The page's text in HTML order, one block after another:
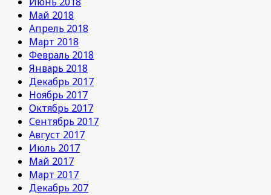
Май 2018
Апрель 2018
Март 2018
Февраль 2018
Январь 2018
Декабрь 2017
Ноябрь 2017
Октябрь 2017
Сентябрь 2017
Август 2017
Июль 2017
Май 2017
Март 2017
Декабрь 207